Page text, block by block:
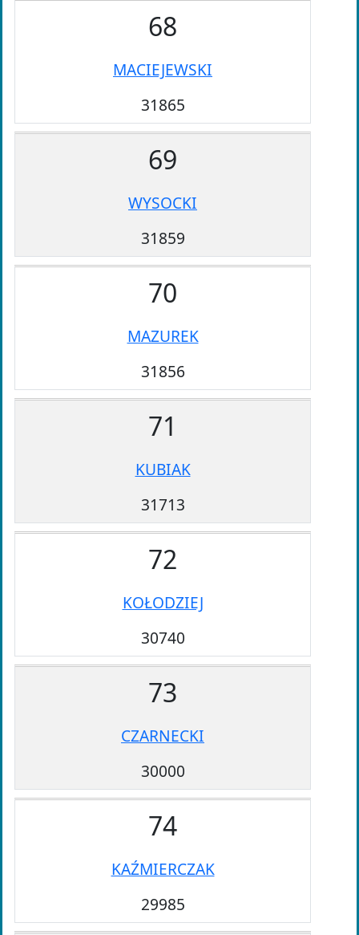
68
MACIEJEWSKI
31865
69
WYSOCKI
31859
70
MAZUREK
31856
71
KUBIAK
31713
72
KOŁODZIEJ
30740
73
CZARNECKI
30000
74
KAŹMIERCZAK
29985